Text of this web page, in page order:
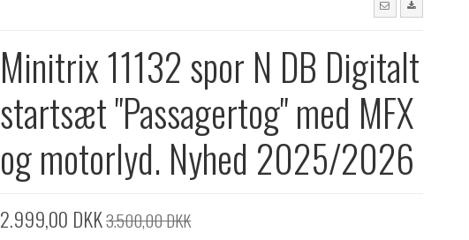
Minitrix 11132 spor N DB Digitalt
startsæt "Passagertog" med MFX
og motorlyd. Nyhed 2025/2026
2.999,00 DKK3.500,00 DKK